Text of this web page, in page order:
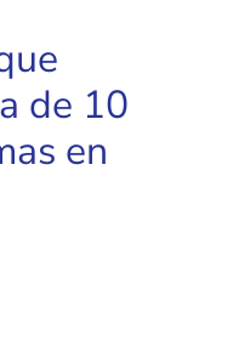
de 10
en